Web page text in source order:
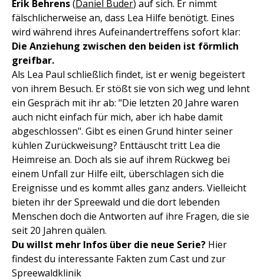
Erik Behrens(Daniel Buder) auf sich. Er nimmt
fälschlicherweise an, dass Lea Hilfe benötigt. Eines
wird während ihres Aufeinandertreffens sofort klar:
Die Anziehung zwischen den beiden ist förmlich
greifbar.
Als Lea Paul schließlich findet, ist er wenig begeistert
von ihrem Besuch. Er stößt sie von sich weg und lehnt
ein Gespräch mit ihr ab: "Die letzten 20 Jahre waren
auch nicht einfach für mich, aber ich habe damit
abgeschlossen". Gibt es einen Grund hinter seiner
kühlen Zurückweisung? Enttäuscht tritt Lea die
Heimreise an. Doch als sie auf ihrem Rückweg bei
einem Unfall zur Hilfe eilt, überschlagen sich die
Ereignisse und es kommt alles ganz anders. Vielleicht
bieten ihr der Spreewald und die dort lebenden
Menschen doch die Antworten auf ihre Fragen, die sie
seit 20 Jahren quälen.
Du willst mehr Infos über die neue Serie? Hier
findest du interessante Fakten zum Cast und zur
Spreewaldklinik